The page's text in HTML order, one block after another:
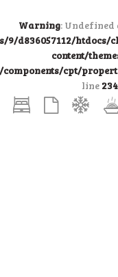
Warning: Undefined
9/d836057112/
content/
cpt/
line 234